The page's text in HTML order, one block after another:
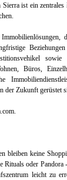
ist ein
Büros,
der Zukunft gerüstet
bleiben keine
oder Pandora
leicht zu